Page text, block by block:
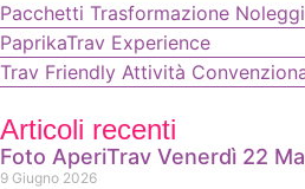
Pacchetti Trasformazione
PaprikaTrav Experience
Trav Friendly Attività
Articoli recenti
Foto AperiTrav Venerdì 22
9 Giugno 2026